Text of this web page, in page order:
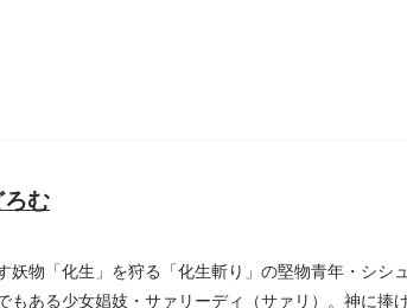
ろむ
妖物「化生」を狩る「化生斬り」の堅物青年・シシ
もある少女娼妓・サァリーディ（サァリ）。神に捧